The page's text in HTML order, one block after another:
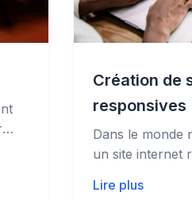
Création de
responsives
Dans le monde
un site internet
Lire plus